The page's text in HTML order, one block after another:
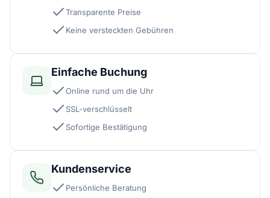
Transparente Preise
Keine versteckten Gebühren
Einfache Buchung
Online rund um die Uhr
SSL-verschlüsselt
Sofortige Bestätigung
Kundenservice
Persönliche Beratung